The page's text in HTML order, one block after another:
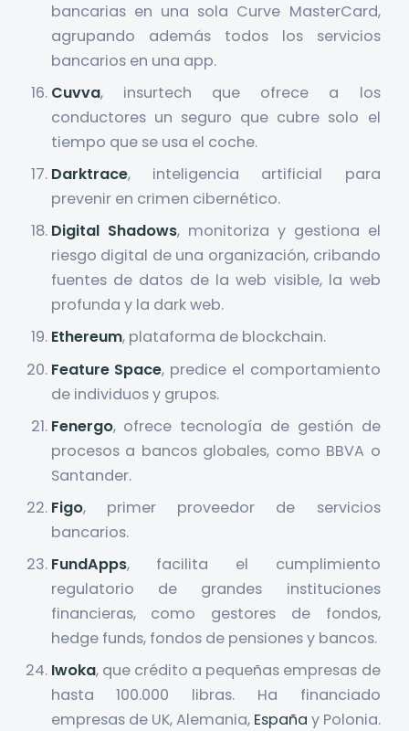
bancarias en una sola Curve MasterCard,
agrupando además todos los servicios
bancarios en una app.
Cuvva, insurtech que ofrece a los
conductores un seguro que cubre solo el
tiempo que se usa el coche.
Darktrace, inteligencia artificial para
prevenir en crimen cibernético.
Digital Shadows, monitoriza y gestiona el
riesgo digital de una organización, cribando
fuentes de datos de la web visible, la web
profunda y la dark web.
Ethereum, plataforma de blockchain.
Feature Space, predice el comportamiento
de individuos y grupos.
Fenergo, ofrece tecnología de gestión de
procesos a bancos globales, como BBVA o
Santander.
Figo, primer proveedor de servicios
bancarios.
FundApps, facilita el cumplimiento
regulatorio de grandes instituciones
financieras, como gestores de fondos,
hedge funds, fondos de pensiones y bancos.
Iwoka, que crédito a pequeñas empresas de
hasta 100.000 libras. Ha financiado
empresas de UK, Alemania, España y Polonia.